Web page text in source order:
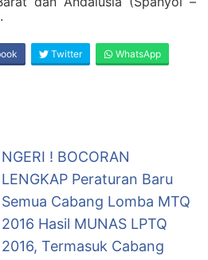
Twitter WhatsApp
NGERI ! BOCORAN
LENGKAP Peraturan Baru
Semua Cabang Lomba MTQ
2016 Hasil MUNAS LPTQ
2016, Termasuk Cabang